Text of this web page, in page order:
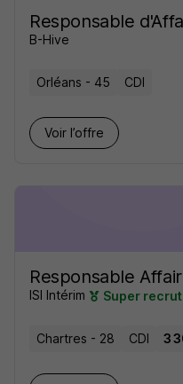
Responsable
B-Hive
Orléans - 45 CDI
Voir l’offre
Responsable
ISI Intérim Super
Chartres - 28 CDI 3